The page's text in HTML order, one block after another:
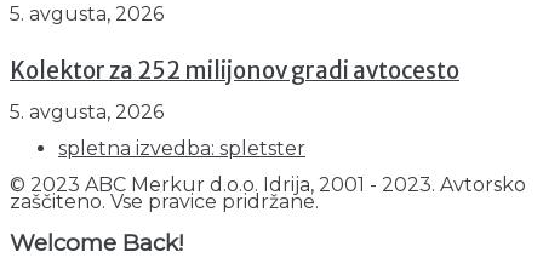
5. avgusta, 2026
Kolektor za 252 milijonov gradi avtocesto
5. avgusta, 2026
spletna izvedba: spletster
© 2023 ABC Merkur d.o.o. Idrija, 2001 - 2023. Avtorsko
zaščiteno. Vse pravice pridržane.
Welcome Back!